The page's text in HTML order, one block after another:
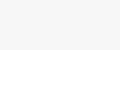
i Cayos
popolosa dell'isola
Le isole